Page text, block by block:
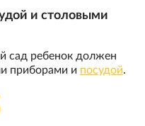
и столовыми
сад ребенок должен
приборами и посудой.